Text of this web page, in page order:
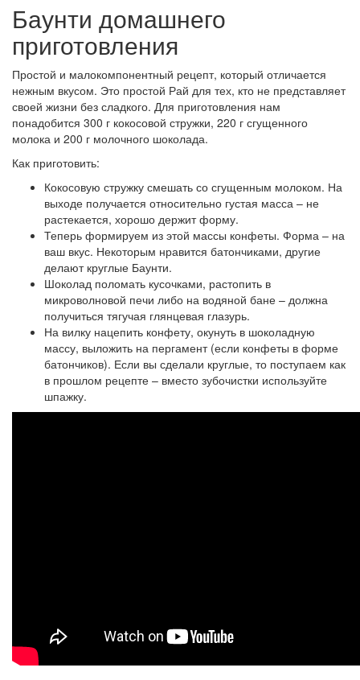
Баунти домашнего
приготовления
Простой и малокомпонентный рецепт, который отличается
нежным вкусом. Это простой Рай для тех, кто не представляет
своей жизни без сладкого. Для приготовления нам
понадобится 300 г кокосовой стружки, 220 г сгущенного
молока и 200 г молочного шоколада.
Как приготовить:
Кокосовую стружку смешать со сгущенным молоком. На
выходе получается относительно густая масса – не
растекается, хорошо держит форму.
Теперь формируем из этой массы конфеты. Форма – на
ваш вкус. Некоторым нравится батончиками, другие
делают круглые Баунти.
Шоколад поломать кусочками, растопить в
микроволновой печи либо на водяной бане – должна
получиться тягучая глянцевая глазурь.
На вилку нацепить конфету, окунуть в шоколадную
массу, выложить на пергамент (если конфеты в форме
батончиков). Если вы сделали круглые, то поступаем как
в прошлом рецепте – вместо зубочистки используйте
шпажку.